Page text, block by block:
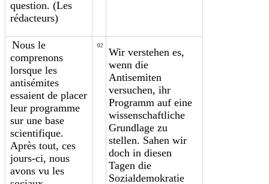
question. (Les
rédacteurs)
Nous le
comprenons
lorsque les
antisémites
essaient de placer
leur programme
sur une base
scientifique.
Après tout, ces
jours-ci, nous
avons vu les
02
Wir verstehen es,
wenn die
Antisemiten
versuchen, ihr
Programm auf eine
wissenschaftliche
Grundlage zu
stellen. Sahen wir
doch in diesen
Tagen die
Sozialdemokratie